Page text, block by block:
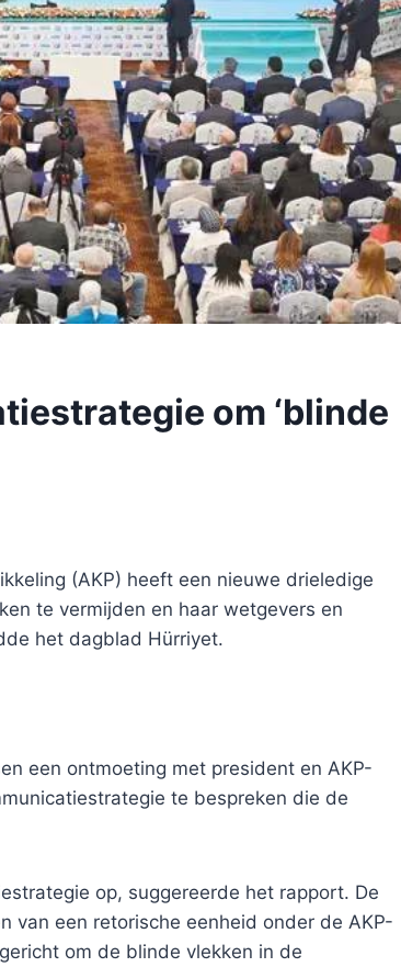
om ‘blinde
(AKP) heeft een nieuwe drieledige
te vermijden en haar wetgevers en
het dagblad Hürriyet.
een ontmoeting met president en AKP-
te bespreken die de
op, suggereerde het rapport. De
van een retorische eenheid onder de AKP-
om de blinde vlekken in de